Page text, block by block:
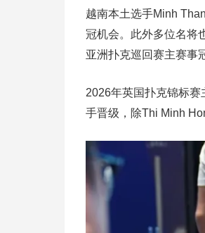
越南本土选手Minh
冠机会。此外多位名将
亚洲扑克巡回赛主赛事
2026年英国扑克锦标
手晋级，除Thi Minh